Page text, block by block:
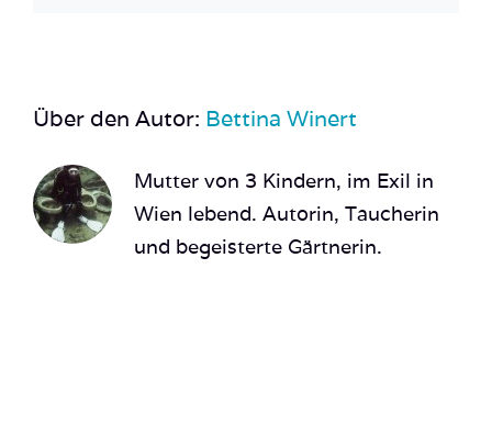
Über den Autor: Bettina Winert
Mutter von 3 Kindern, im Exil in
Wien lebend. Autorin, Taucherin
und begeisterte Gärtnerin.